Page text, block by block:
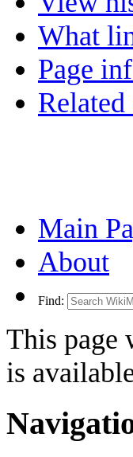
What
Page
Related
Main
About
Find:
This page
is